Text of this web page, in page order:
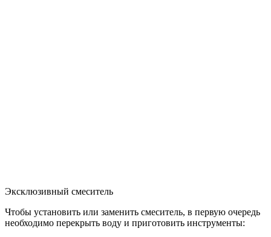
Эксклюзивный смеситель
Чтобы установить или заменить смеситель, в первую очередь
необходимо перекрыть воду и приготовить инструменты: